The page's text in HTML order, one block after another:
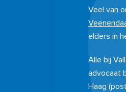
Veel van
elders in
Alle bij
advocaat
Haag